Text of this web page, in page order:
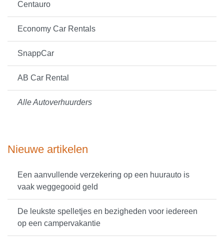
Centauro
Economy Car Rentals
SnappCar
AB Car Rental
Alle Autoverhuurders
Nieuwe artikelen
Een aanvullende verzekering op een huurauto is
vaak weggegooid geld
De leukste spelletjes en bezigheden voor iedereen
op een campervakantie